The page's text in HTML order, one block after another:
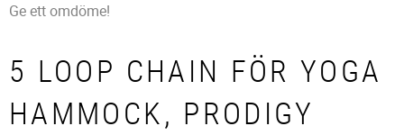
Ge ett omdöme!
5 LOOP CHAIN FÖR YOGA
HAMMOCK, PRODIGY